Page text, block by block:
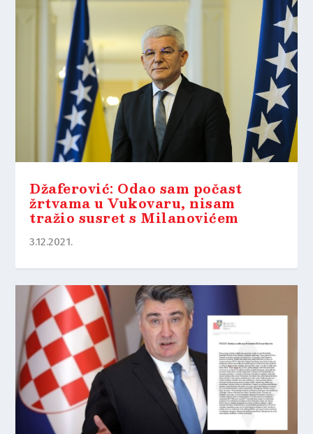
Džaferović: Odao sam počast
žrtvama u Vukovaru, nisam
tražio susret s Milanovićem
3.12.2021.